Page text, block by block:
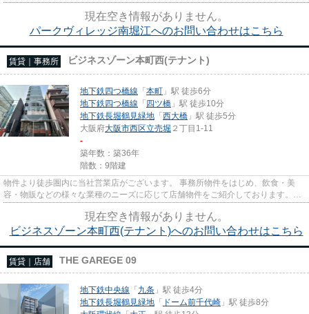
尚、弊社ではおとり広告は一切...
現在空き情報がありません。
パークヴィレッジ南堀江へのお問い合わせはこちら
賃貸｜事務所 ビジネスゾーン本町西(テナント)
地下鉄四つ橋線 「本町 」駅 徒歩6分
地下鉄四つ橋線 「四ツ橋 」駅 徒歩10分
地下鉄長堀鶴見緑地 「西大橋 」駅 徒歩5分
大阪府大阪市西区立売堀 ２丁目1-11
-
築年数：築36年
階数：9階建
物件より徒歩圏内に当社営業店がございます。 事務所物件をはじめ、飲食・美
容・物販などの様々な業種のニーズに応じて店舗物件をご紹介しております。
尚、弊社ではおとり広告は一切...
現在空き情報がありません。
ビジネスゾーン本町西(テナント)へのお問い合わせはこちら
賃貸｜店舗 THE GAREGE 09
地下鉄中央線 「九条 」駅 徒歩4分
地下鉄長堀鶴見緑地 「 ドーム前千代崎 」駅 徒歩8分